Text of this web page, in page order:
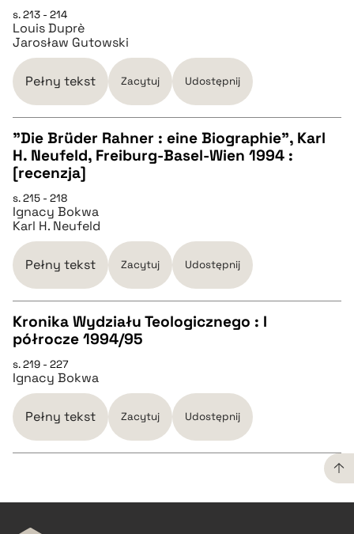
pobierz cytat
BIBTEX
s. 213 - 214
Louis Duprè
Jarosław Gutowski
Pełny tekst Zacytuj Udostępnij
CZYSTY TEKST
pobierz cytat
BIBTEX
”Die Brüder Rahner : eine Biographie”, Karl
H. Neufeld, Freiburg-Basel-Wien 1994 :
[recenzja]
s. 215 - 218
Ignacy Bokwa
Karl H. Neufeld
Pełny tekst Zacytuj Udostępnij
pobierz cytat
BIBTEX
Kronika Wydziału Teologicznego : I
półrocze 1994/95
s. 219 - 227
Ignacy Bokwa
Pełny tekst Zacytuj Udostępnij
CZYSTY TEKST